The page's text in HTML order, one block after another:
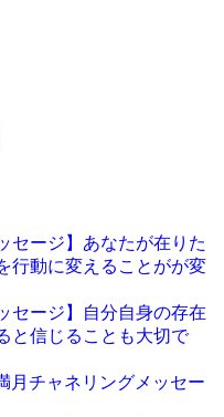
セージ】あなたが在りた
行動に変えることがが変
セージ】自分自身の存在
と信じることも大切で
チャネリングメッセー